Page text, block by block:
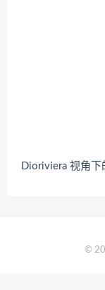
Dioriviera 视角
©